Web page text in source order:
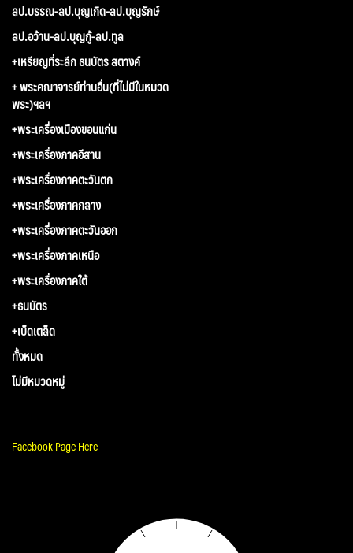
ลป.บรรณ-ลป.บุญเกิด-ลป.บุญรักษ์
ลป.อว้าน-ลป.บุญกู้-ลป.ทูล
+เหรียญที่ระลึก ธนบัตร สตางค์
+ พระคณาจารย์ท่านอื่น(ที่ไม่มีในหมวด
พระ)ฯลฯ
+พระเครื่องเมืองขอนแก่น
+พระเครื่องภาคอีสาน
+พระเครื่องภาคตะวันตก
+พระเครื่องภาคกลาง
+พระเครื่องภาคตะวันออก
+พระเครื่องภาคเหนือ
+พระเครื่องภาคใต้
+ธนบัตร
+เบ็ดเตล็ด
ทั้งหมด
ไม่มีหมวดหมู่
Facebook Page Here